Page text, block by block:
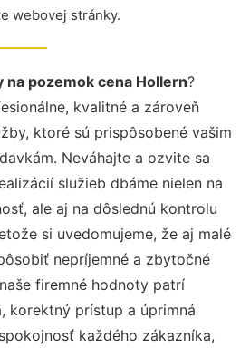
webovej stránky.
pozemok cena Hollern?
kvalitné a zároveň
ktoré sú prispôsobené vašim
Neváhajte a ozvite sa
služieb dbáme nielen na
ale aj na dôslednú kontrolu
si uvedomujeme, že aj malé
nepríjemné a zbytočné
firemné hodnoty patrí
korektný prístup a úprimná
každého zákazníka,